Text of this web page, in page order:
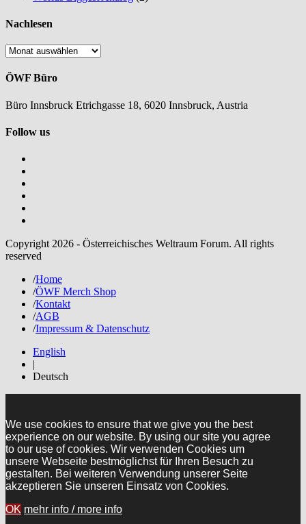
Nachlesen
Nachlesen
ÖWF Büro
Büro Innsbruck Etrichgasse 18, 6020 Innsbruck, Austria
Follow us
Copyright 2026 - Österreichisches Weltraum Forum. All rights
reserved
/Home
/ÖWF Merch Shop
/Kontakt
/AGB
/Impressum & Datenschutz
English
|
Deutsch
We use cookies to ensure that we give you the best
experience on our website. By using our site you agree
to our use of cookies. Wir verwenden Cookies um
unsere Webseite bestmöglichst für Ihren Besuch zu
gestalten. Bei weiteren Verwendung unserer Seite
akzeptieren Sie unseren Einsatz von Cookies.
OK mehr info / more info